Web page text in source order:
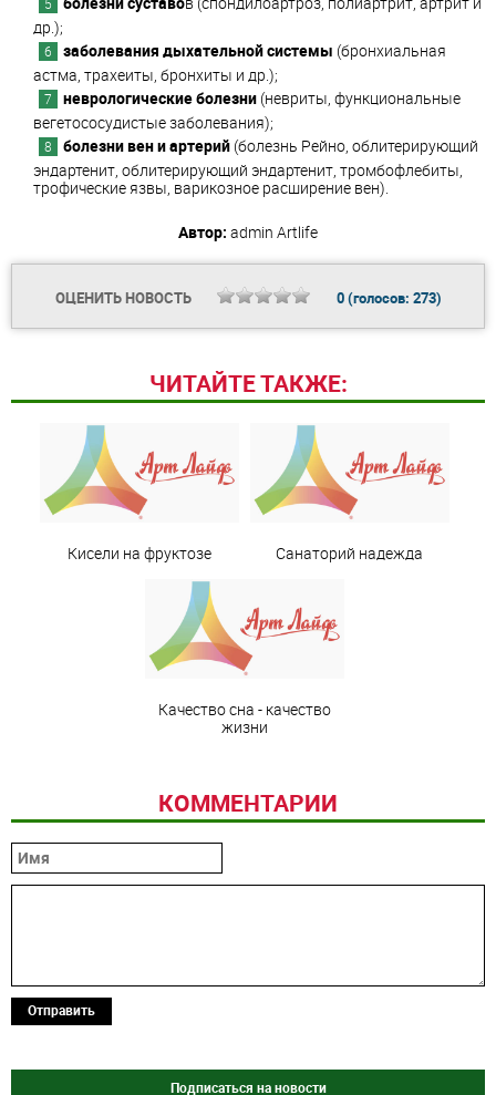
др.);
заболевания дыхательной системы (бронхиальная
астма, трахеиты, бронхиты и др.);
неврологические болезни (невриты, функциональные
вегетососудистые заболевания);
болезни вен и артерий (болезнь Рейно, облитерирующий
эндартенит, облитерирующий эндартенит, тромбофлебиты,
трофические язвы, варикозное расширение вен).
Автор: admin Artlife
ОЦЕНИТЬ НОВОСТЬ 0(голосов: 273)
ЧИТАЙТЕ ТАКЖЕ:
Кисели на фруктозе Санаторий надежда
Качество сна - качество
жизни
КОММЕНТАРИИ
Отправить
Подписаться на новости